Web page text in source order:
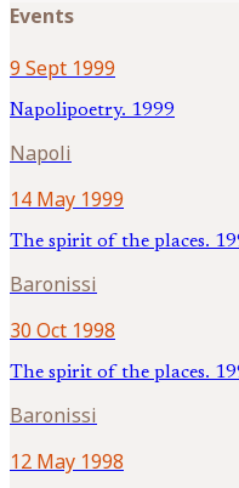
Events
9 Sept 1999
Napolipoetry. 1999
Napoli
14 May 1999
The spirit of the places.
Baronissi
30 Oct 1998
The spirit of the places.
Baronissi
12 May 1998